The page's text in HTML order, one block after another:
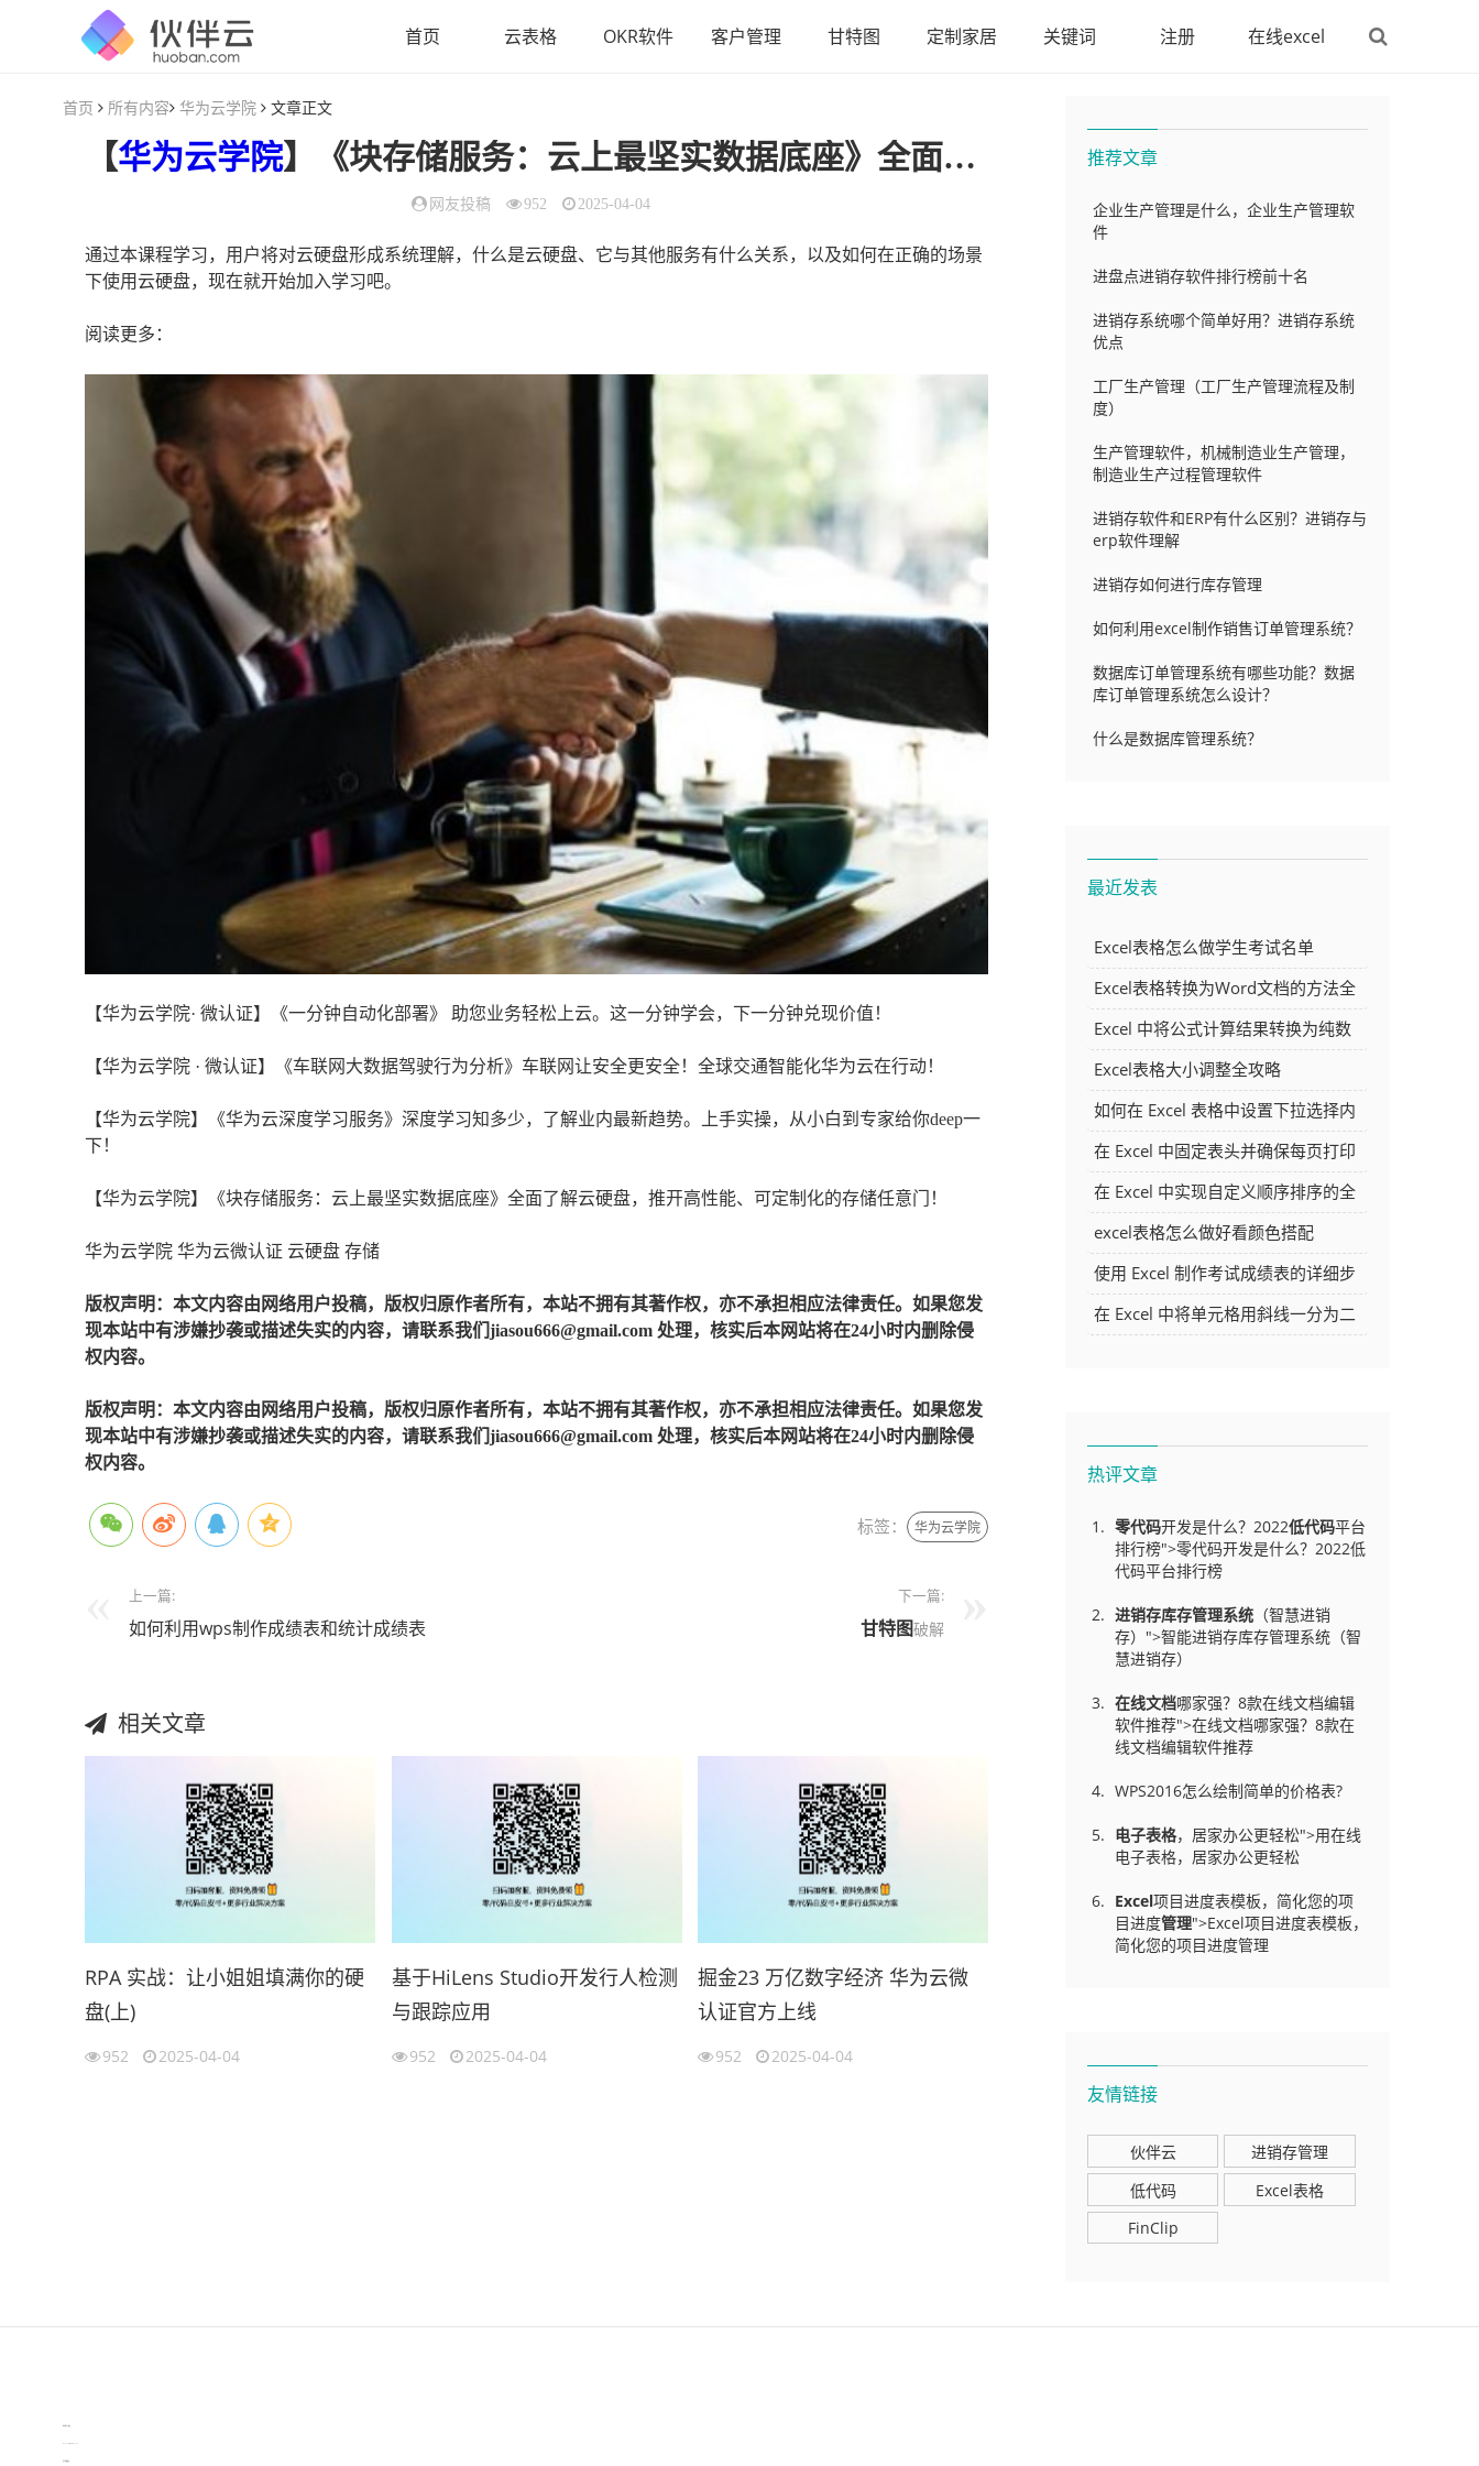
首页 云表格 OKR软件 客户管理 甘特图 定制家居 关键词 注册 在线excel
首页 所有内容 华为云学院 文章正文
【华为云学院】《块存储服务：云上最坚实数据底座》全面了解云硬盘，推开高性能、可定制化的存储任意门！
网友投稿 952 2025-04-04
通过本课程学习，用户将对云硬盘形成系统理解，什么是云硬盘、它与其他服务有什么关系，以及如何在正确的场景
下使用云硬盘，现在就开始加入学习吧。
阅读更多：
【华为云学院· 微认证】《一分钟自动化部署》 助您业务轻松上云。这一分钟学会，下一分钟兑现价值！
【华为云学院 · 微认证】《车联网大数据驾驶行为分析》车联网让安全更安全！全球交通智能化华为云在行动！
【华为云学院】《华为云深度学习服务》深度学习知多少，了解业内最新趋势。上手实操，从小白到专家给你deep一
下！
【华为云学院】《块存储服务：云上最坚实数据底座》全面了解云硬盘，推开高性能、可定制化的存储任意门！
华为云学院 华为云微认证 云硬盘 存储
版权声明：本文内容由网络用户投稿，版权归原作者所有，本站不拥有其著作权，亦不承担相应法律责任。如果您发
现本站中有涉嫌抄袭或描述失实的内容，请联系我们jiasou666@gmail.com 处理，核实后本网站将在24小时内删除侵
权内容。
版权声明：本文内容由网络用户投稿，版权归原作者所有，本站不拥有其著作权，亦不承担相应法律责任。如果您发
现本站中有涉嫌抄袭或描述失实的内容，请联系我们jiasou666@gmail.com 处理，核实后本网站将在24小时内删除侵
权内容。
标签： 华为云学院
上一篇:
如何利用wps制作成绩表和统计成绩表
下一篇:
甘特图破解
相关文章
RPA 实战：让小姐姐填满你的硬
盘(上)
952 2025-04-04
基于HiLens Studio开发行人检测
与跟踪应用
952 2025-04-04
掘金23 万亿数字经济 华为云微
认证官方上线
952 2025-04-04
推荐文章
企业生产管理是什么，企业生产管理软
件
进盘点进销存软件排行榜前十名
进销存系统哪个简单好用？进销存系统
优点
工厂生产管理（工厂生产管理流程及制
度）
生产管理软件，机械制造业生产管理，
制造业生产过程管理软件
进销存软件和ERP有什么区别？进销存与
erp软件理解
进销存如何进行库存管理
如何利用excel制作销售订单管理系统？
数据库订单管理系统有哪些功能？数据
库订单管理系统怎么设计？
什么是数据库管理系统？
最近发表
Excel表格怎么做学生考试名单
Excel表格转换为Word文档的方法全
解析
Excel 中将公式计算结果转换为纯数
字的多种方法
Excel表格大小调整全攻略
如何在 Excel 表格中设置下拉选择内
容
在 Excel 中固定表头并确保每页打印
时都显示表头的方法详解
在 Excel 中实现自定义顺序排序的全
面指南
excel表格怎么做好看颜色搭配
使用 Excel 制作考试成绩表的详细步
骤及技巧
在 Excel 中将单元格用斜线一分为二
热评文章
零代码开发是什么？2022低代码平台
排行榜">零代码开发是什么？2022低
代码平台排行榜
进销存库存管理系统 （智慧进销
存）">智能进销存库存管理系统（智
慧进销存）
在线文档哪家强？8款在线文档编辑
软件推荐">在线文档哪家强？8款在
线文档编辑软件推荐
WPS2016怎么绘制简单的价格表?
电子表格，居家办公更轻松">用在线
电子表格，居家办公更轻松
Excel项目进度表模板，简化您的项
目进度管理">Excel项目进度表模板，
简化您的项目进度管理
友情链接
伙伴云
进销存管理
低代码
Excel表格
FinClip